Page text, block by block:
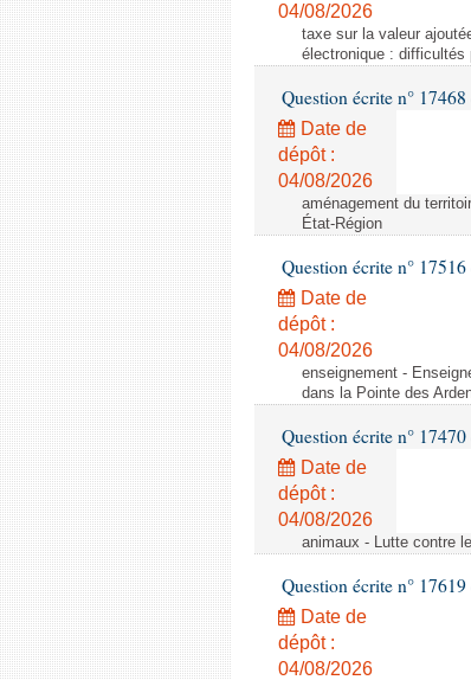
04/08/2026
taxe sur la valeur
électronique : difficultés
Question écrite n°
Date de
dépôt :
04/08/2026
aménagement du
État-Région
Question écrite n°
Date de
dépôt :
04/08/2026
enseignement -
dans la Pointe des
Question écrite n°
Date de
dépôt :
04/08/2026
animaux - Lutte contre
Question écrite n°
Date de
dépôt :
04/08/2026